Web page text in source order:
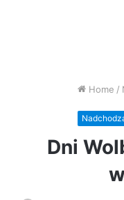
Home /
Dni